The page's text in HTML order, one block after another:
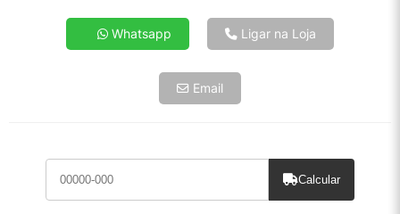
Whatsapp Ligar na Loja
Email
Calcular